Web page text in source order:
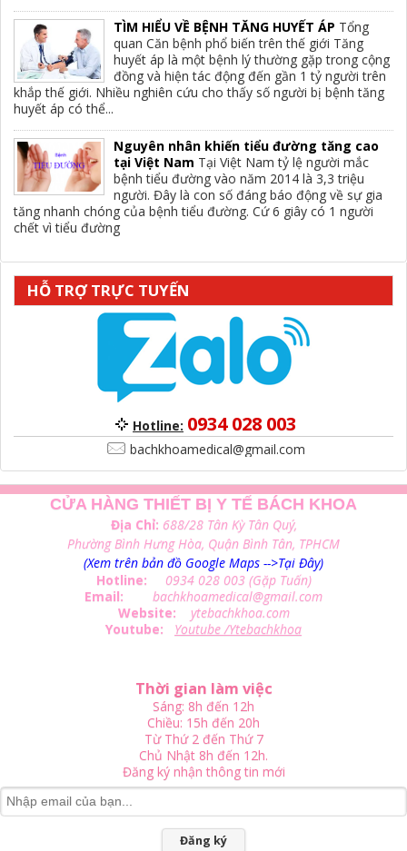
TÌM HIỂU VỀ BỆNH TĂNG HUYẾT ÁP Tổng
quan Căn bệnh phổ biến trên thế giới Tăng
huyết áp là một bệnh lý thường gặp trong cộng
đồng và hiện tác động đến gần 1 tỷ người trên
khắp thế giới. Nhiều nghiên cứu cho thấy số người bị bệnh tăng
huyết áp có thể...
Nguyên nhân khiến tiểu đường tăng cao
tại Việt Nam Tại Việt Nam tỷ lệ người mắc
bệnh tiểu đường vào năm 2014 là 3,3 triệu
người. Đây là con số đáng báo động về sự gia
tăng nhanh chóng của bệnh tiểu đường. Cứ 6 giây có 1 người
chết vì tiểu đường
HỖ TRỢ TRỰC TUYẾN
Hotline: 0934 028 003
bachkhoamedical@gmail.com
CỬA HÀNG THIẾT BỊ Y TẾ BÁCH KHOA
Địa Chỉ: 688/28 Tân Kỳ Tân Quý,
Phường Bình Hưng Hòa, Quận Bình Tân, TPHCM
(Xem trên bản đồ Google Maps -->Tại Đây)
Hotline: 0934 028 003 (Gặp Tuấn)
Email: bachkhoamedical@gmail.com
Website: ytebachkhoa.com
Youtube: Youtube /Ytebachkhoa
Thời gian làm việc
Sáng: 8h đến 12h
Chiều: 15h đến 20h
Từ Thứ 2 đến Thứ 7
Chủ Nhật 8h đến 12h.
Đăng ký nhận thông tin mới
Đăng ký